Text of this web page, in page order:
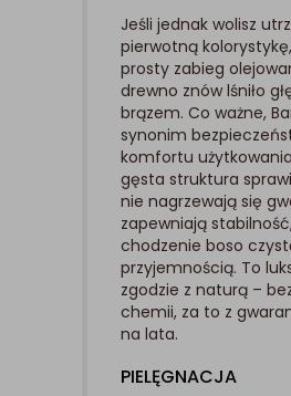
Jeśli jednak wolisz
pierwotną
prosty zabieg
drewno znów lśniło
brązem. Co ważne,
synonim
komfortu
gęsta struktura
nie nagrzewają się
zapewniają
chodzenie boso
przyjemnością. To
zgodzie z naturą –
chemii, za to z
na lata.
PIELĘGNACJA